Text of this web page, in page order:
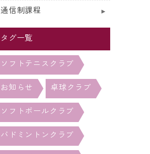
通信制課程
タグ一覧
ソフトテニスクラブ
お知らせ 卓球クラブ
ソフトボールクラブ
バドミントンクラブ